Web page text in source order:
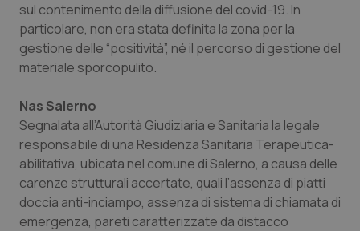
Tumore ovarico
Tumori del Polmone & Testa Collo
Tumori gastrointestinali
Ulcera & Reflusso
Vaccini
sul contenimento della diffusione del covid-19. In
particolare, non era stata definita la zona per la
gestione delle “positività”, né il percorso di gestione del
materiale sporcopulito.
Nas Salerno
Segnalata all’Autorità Giudiziaria e Sanitaria la legale
responsabile di una Residenza Sanitaria Terapeutica-
abilitativa, ubicata nel comune di Salerno, a causa delle
carenze strutturali accertate, quali l’assenza di piatti
doccia anti-inciampo, assenza di sistema di chiamata di
emergenza, pareti caratterizzate da distacco